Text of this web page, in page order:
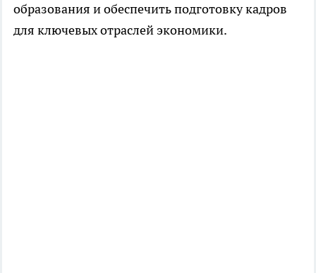
образования и обеспечить подготовку кадров
для ключевых отраслей экономики.